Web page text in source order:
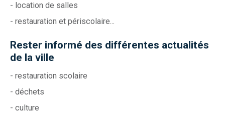
- location de salles
- restauration et périscolaire...
Rester informé des différentes actualités
de la ville
- restauration scolaire
- déchets
- culture